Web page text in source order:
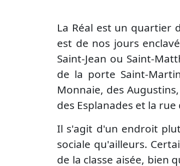
La Réal est un quartier
est de nos jours
Saint-Jean ou Saint-
de la porte Saint-
Monnaie, des
des Esplanades et la
Il s'agit d'un endroit
sociale qu'ailleurs.
de la classe aisée, bien